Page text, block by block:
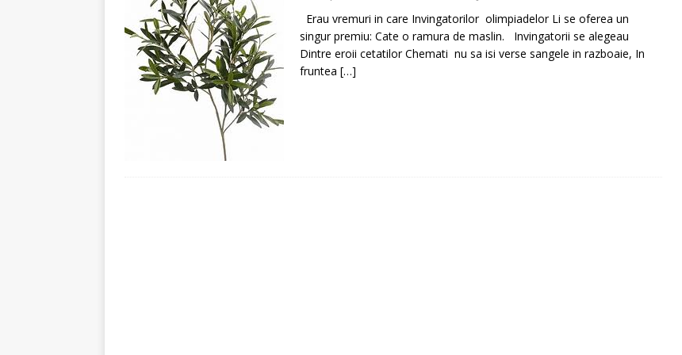
[ 4 august 2026 ]
Întreruperea furnizării apei calde în Timișoara
Erau vremuri in care Invingatorilor olimpiadelor Li se oferea un
singur premiu: Cate o ramura de maslin. Invingatorii se alegeau
Dintre eroii cetatilor Chemati nu sa isi verse sangele in razboaie, In
fruntea […]